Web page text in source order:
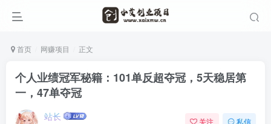
首页 网赚项目 正文
个人业绩冠军秘籍：101单反超夺冠，5天稳居第
一，47单夺冠
站长 关注 私信